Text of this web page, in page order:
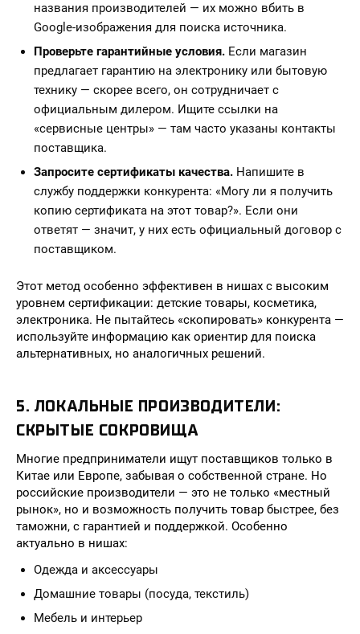
названия производителей — их можно вбить в
Google-изображения для поиска источника.
Проверьте гарантийные условия. Если магазин
предлагает гарантию на электронику или бытовую
технику — скорее всего, он сотрудничает с
официальным дилером. Ищите ссылки на
«сервисные центры» — там часто указаны контакты
поставщика.
Запросите сертификаты качества. Напишите в
службу поддержки конкурента: «Могу ли я получить
копию сертификата на этот товар?». Если они
ответят — значит, у них есть официальный договор с
поставщиком.
Этот метод особенно эффективен в нишах с высоким
уровнем сертификации: детские товары, косметика,
электроника. Не пытайтесь «скопировать» конкурента —
используйте информацию как ориентир для поиска
альтернативных, но аналогичных решений.
5. ЛОКАЛЬНЫЕ ПРОИЗВОДИТЕЛИ:
СКРЫТЫЕ СОКРОВИЩА
Многие предприниматели ищут поставщиков только в
Китае или Европе, забывая о собственной стране. Но
российские производители — это не только «местный
рынок», но и возможность получить товар быстрее, без
таможни, с гарантией и поддержкой. Особенно
актуально в нишах:
Одежда и аксессуары
Домашние товары (посуда, текстиль)
Мебель и интерьер